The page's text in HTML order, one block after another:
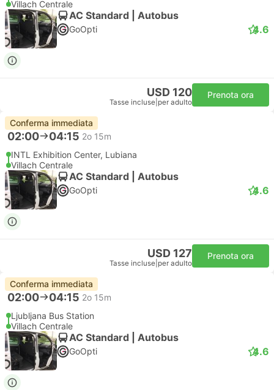
Villach Centrale
AC Standard | Autobus
GoOpti 4.6
USD 120
Tasse incluse per adulto
Prenota ora
Conferma immediata
02:00 04:15 2o 15m
INTL Exhibition Center, Lubiana
Villach Centrale
AC Standard | Autobus
GoOpti 4.6
USD 127
Tasse incluse per adulto
Prenota ora
Conferma immediata
02:00 04:15 2o 15m
Ljubljana Bus Station
Villach Centrale
AC Standard | Autobus
GoOpti 4.6